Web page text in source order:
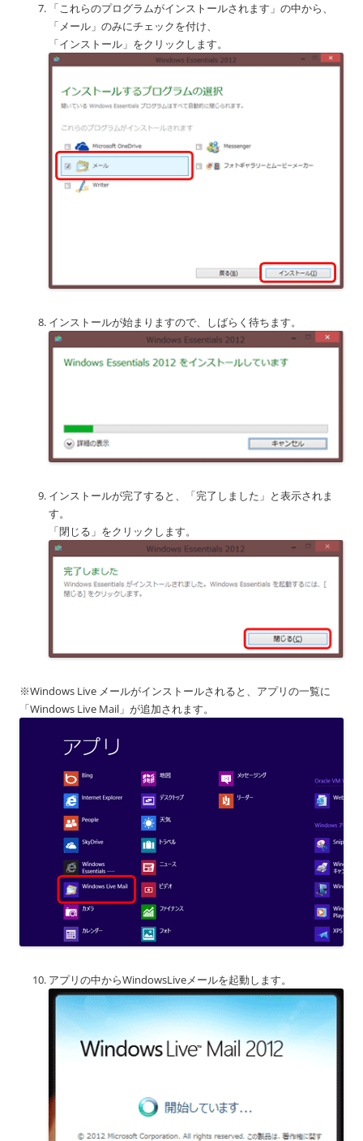
「これらのプログラムがインストールされます」の中から、
「メール」のみにチェックを付け、
「インストール」をクリックします。
インストールが始まりますので、しばらく待ちます。
インストールが完了すると、「完了しました」と表示されま
す。
「閉じる」をクリックします。
※Windows Live メールがインストールされると、アプリの一覧に
「Windows Live Mail」が追加されます。
アプリの中からWindowsLiveメールを起動します。